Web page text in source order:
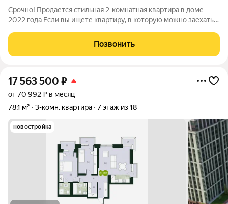
Срочно! Продается стильная 2-комнатная квартира в доме
2022 года Если вы ищете квартиру, в которую можно заехать
Современный качественный ремонт. Панорамные окна и
много естественного
Позвонить
17 563 500 ₽
от 70 992 ₽ в месяц
78,1 м²
3-комн. квартира 7 этаж из 18
новостройка